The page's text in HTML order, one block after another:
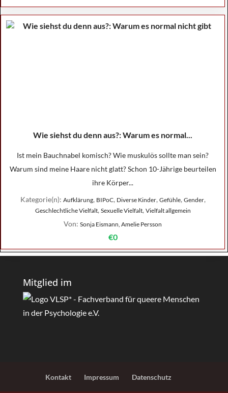
Wie siehst du denn aus?: Warum es normal...
Ist mein Bauchnabel komisch? Wie muskulös sollte man sein?
Warum sind meine Haare nicht glatt? Schon 10-Jährige beurteilen
ihre Körper...
Kategorie(n): Aufklärung, BIPoC, Diverse Kinder, Gefühle, Gender,
Geschlechtliche Vielfalt, Sexuelle Vielfalt, Vielfalt allgemein
Von: Sonja Eismann, Amelie Persson
€0
Mitglied im
Kontakt Impressum Datenschutz